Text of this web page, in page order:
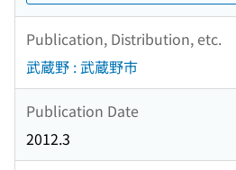
Publication, Distribution, etc.
武蔵野 : 武蔵野市
Publication Date
2012.3